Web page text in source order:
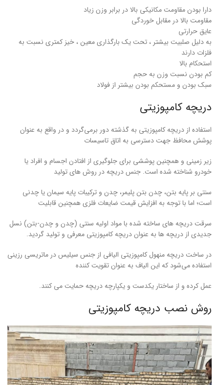
دارا بودن مقاومت مکانیکی بالا در برابر وزن زیاد
مقاومت بالا در مقابل خوردگی
عایق حرارتی
به دلیل صلبیت بیشتر ، تحت یک بارگذاری معین ، خیز کمتری نسبت به
فلزات دارند
استحکام بالا
کم بودن نسبت وزن به حجم
سبک بودن و مستحکم بودن بیشتر از فولاد
دریچه کامپوزیتی
استفاده از دریچه کامپوزیتی به گذشته دور برمی‌گردد و در واقع به عنوان
پوشش محافظ جهت دسترسی به اتاق تاسیسات
زیر زمینی و همچنین پوششی برای جلوگیری از افتادن اجسام و افراد یا
خودرو شناخته شده است. جنس دریچه در روش های تولید
سنتی بر پایه بتن، چدن بتن پلیمر، چدن و ترکیبات پایه سیمان یا چدنی
است؛ اما با توجه به افزایش قیمت ضایعات فلزی همچنین قابلیت
سرقت دریچه های ساخته شده با مواد اولیه سنتی (چدن و چدن-بتن) نسل
جدیدی از دریچه ها به عنوان دریچه کامپوزیتی معرفی و تولید گردید.
در ساخت دریچه منهول کامپوزیتی الیافی از جنس سیلیس در ماتریسی رزینی
استفاده می‌شود که این الیاف به عنوان تقویت کننده
عمل کرده و از ساختار یکدست و یکپارچه دریچه حمایت می کنند.
روش نصب دریچه کامپوزیتی